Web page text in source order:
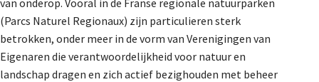
(Parcs Naturel Regionaux) zijn particulieren sterk
betrokken, onder meer in de vorm van Verenigingen van
Eigenaren die verantwoordelijkheid voor natuur en
landschap dragen en zich actief bezighouden met beheer